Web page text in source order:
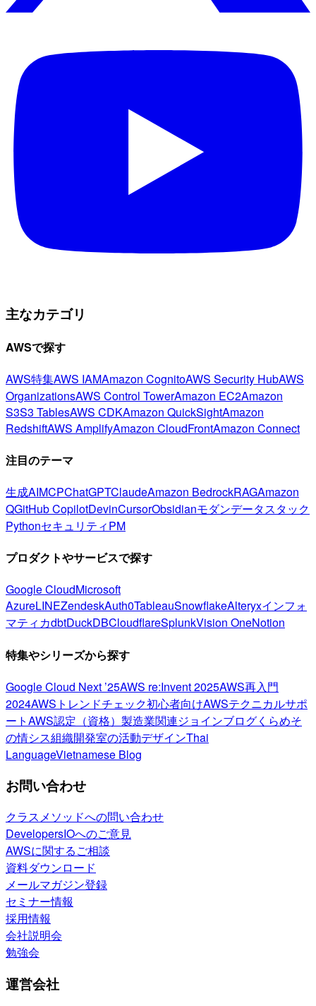
主なカテゴリ
AWSで探す
AWS特集AWS IAMAmazon CognitoAWS Security HubAWS
OrganizationsAWS Control TowerAmazon EC2Amazon
S3S3 TablesAWS CDKAmazon QuickSightAmazon
RedshiftAWS AmplifyAmazon CloudFrontAmazon Connect
注目のテーマ
生成AIMCPChatGPTClaudeAmazon BedrockRAGAmazon
QGitHub CopilotDevinCursorObsidianモダンデータスタック
PythonセキュリティPM
プロダクトやサービスで探す
Google CloudMicrosoft
AzureLINEZendeskAuth0TableauSnowflakeAlteryxインフォ
マティカdbtDuckDBCloudflareSplunkVision OneNotion
特集やシリーズから探す
Google Cloud Next ’25AWS re:Invent 2025AWS再入門
2024AWSトレンドチェック初心者向けAWSテクニカルサポ
ートAWS認定（資格） 製造業関連ジョインブログくらめそ
の情シス組織開発室の活動デザインThai
LanguageVietnamese Blog
お問い合わせ
クラスメソッドへの問い合わせ
DevelopersIOへのご意見
AWSに関するご相談
資料ダウンロード
メールマガジン登録
セミナー情報
採用情報
会社説明会
勉強会
運営会社